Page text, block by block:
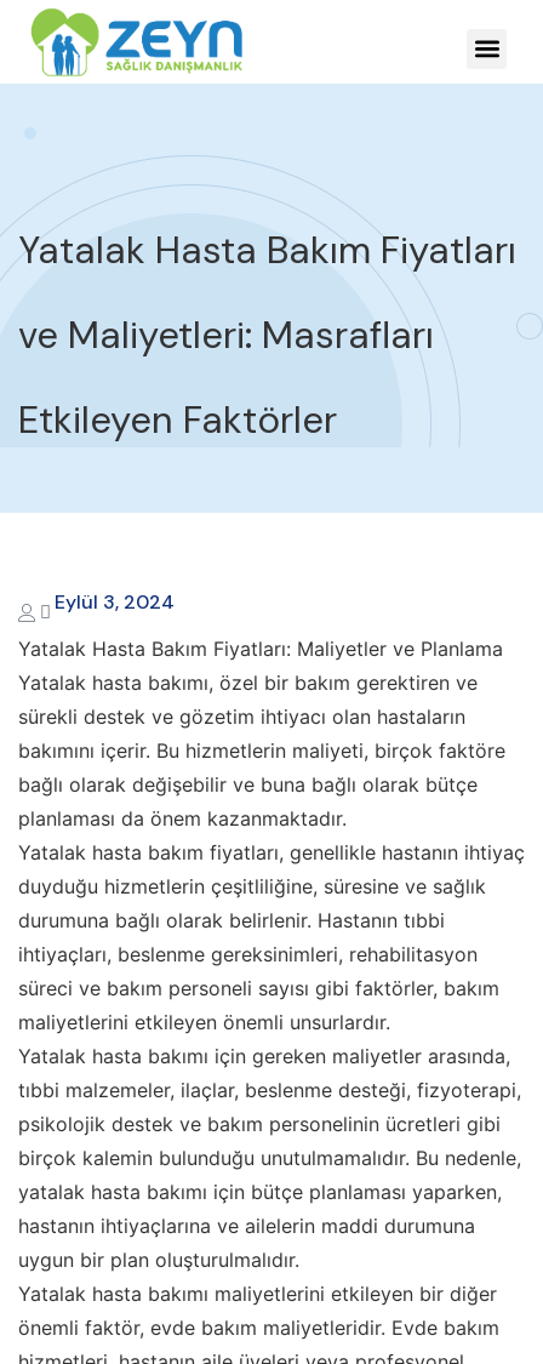
Yatalak Hasta Bakım Fiyatları
ve Maliyetleri: Masrafları
Etkileyen Faktörler
Eylül 3, 2024
Yatalak Hasta Bakım Fiyatları: Maliyetler ve Planlama
Yatalak hasta bakımı, özel bir bakım gerektiren ve
sürekli destek ve gözetim ihtiyacı olan hastaların
bakımını içerir. Bu hizmetlerin maliyeti, birçok faktöre
bağlı olarak değişebilir ve buna bağlı olarak bütçe
planlaması da önem kazanmaktadır.
Yatalak hasta bakım fiyatları, genellikle hastanın ihtiyaç
duyduğu hizmetlerin çeşitliliğine, süresine ve sağlık
durumuna bağlı olarak belirlenir. Hastanın tıbbi
ihtiyaçları, beslenme gereksinimleri, rehabilitasyon
süreci ve bakım personeli sayısı gibi faktörler, bakım
maliyetlerini etkileyen önemli unsurlardır.
Yatalak hasta bakımı için gereken maliyetler arasında,
tıbbi malzemeler, ilaçlar, beslenme desteği, fizyoterapi,
psikolojik destek ve bakım personelinin ücretleri gibi
birçok kalemin bulunduğu unutulmamalıdır. Bu nedenle,
yatalak hasta bakımı için bütçe planlaması yaparken,
hastanın ihtiyaçlarına ve ailelerin maddi durumuna
uygun bir plan oluşturulmalıdır.
Yatalak hasta bakımı maliyetlerini etkileyen bir diğer
önemli faktör, evde bakım maliyetleridir. Evde bakım